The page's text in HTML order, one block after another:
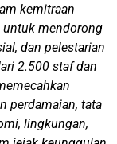
kemitraan
untuk mendorong
dan pelestarian
2.500 staf dan
perdamaian, tata
lingkungan,